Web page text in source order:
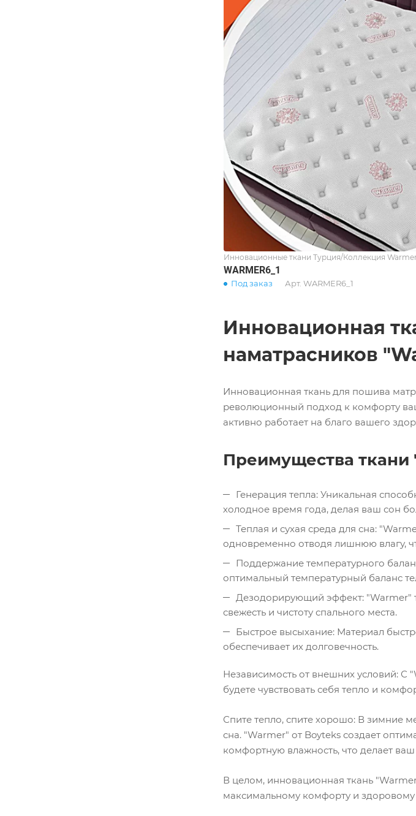
Инновационные ткани Турция/Коллекция
WARMER6_1
Под заказ Арт. WARMER6_1
Инновационная
наматрасников
Инновационная ткань для пошива
революционный подход к комфорту
активно работает на благо вашего
Преимущества ткани
Генерация тепла: Уникальная
холодное время года, делая ваш сон
Теплая и сухая среда для сна:
одновременно отводя лишнюю влагу,
Поддержание температурного
оптимальный температурный баланс
Дезодорирующий эффект: "Warmer"
свежесть и чистоту спального места.
Быстрое высыхание: Материал
обеспечивает их долговечность.
Независимость от внешних условий: С
будете чувствовать себя тепло и
Спите тепло, спите хорошо: В зимние
сна. "Warmer" от Boyteks создает
комфортную влажность, что делает
В целом, инновационная ткань
максимальному комфорту и здоровому